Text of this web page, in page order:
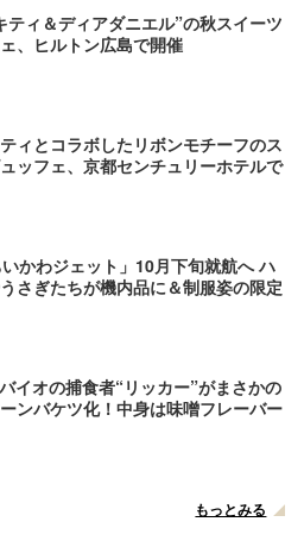
ティ＆ディアダニエル”の秋スイーツ
、ヒルトン広島で開催
ィとコラボしたリボンモチーフのス
ッフェ、京都センチュリーホテルで
かわジェット」10月下旬就航へ ハ
さぎたちが機内品に＆制服姿の限定
バイオの捕食者“リッカー”がまさかの
ンバケツ化！中身は味噌フレーバー
もっとみる